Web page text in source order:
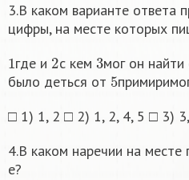
3.В каком варианте ответа
цифры, на месте которых
1где и 2с кем 3мог он
было деться от 5
□ 1) 1, 2 □ 2) 1, 2, 4, 5 □ 3)
4.В каком наречии на месте
е?